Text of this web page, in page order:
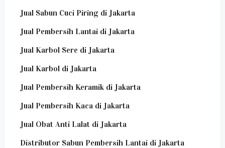
Jual Sabun Cuci Piring di Jakarta
Jual Pembersih Lantai di Jakarta
Jual Karbol Sere di Jakarta
Jual Karbol di Jakarta
Jual Pembersih Keramik di Jakarta
Jual Pembersih Kaca di Jakarta
Jual Obat Anti Lalat di Jakarta
Distributor Sabun Pembersih Lantai di Jakarta